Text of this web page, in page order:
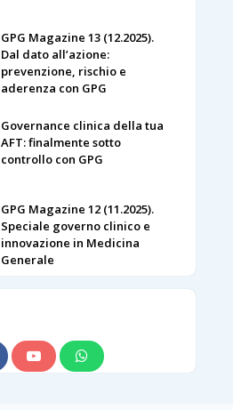
GPG Magazine 13 (12.2025).
Dal dato all’azione:
prevenzione, rischio e
aderenza con GPG
Governance clinica della tua
AFT: finalmente sotto
controllo con GPG
GPG Magazine 12 (11.2025).
Speciale governo clinico e
innovazione in Medicina
Generale